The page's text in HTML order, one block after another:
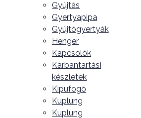
Gyújtás
Gyertyapipa
Gyújtógyertyák
Henger
Kapcsolók
Karbantartási
készletek
Kipufogó
Kuplung
Kuplung